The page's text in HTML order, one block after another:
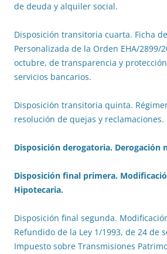
de deuda y alquiler social.
Disposición transitoria cuarta. Ficha
Personalizada de la Orden EHA/2899/
octubre, de transparencia y
servicios bancarios.
Disposición transitoria quinta.
resolución de quejas y reclamaciones.
Disposición derogatoria. Derogación
Disposición final primera.
Hipotecaria.
Disposición final segunda.
Refundido de la Ley 1/1993, de 24 de
Impuesto sobre Transmisiones